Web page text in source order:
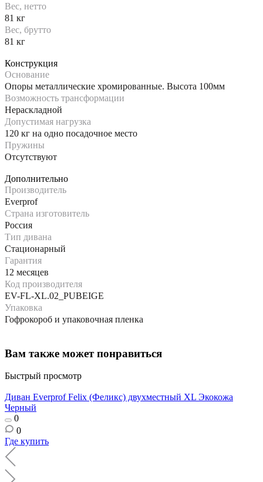
Вес, нетто
81 кг
Вес, брутто
81 кг
Конструкция
Основание
Опоры металлические хромированные. Высота 100мм
Возможность трансформации
Нераскладной
Допустимая нагрузка
120 кг на одно посадочное место
Пружины
Отсутствуют
Дополнительно
Производитель
Everprof
Страна изготовитель
Россия
Тип дивана
Стационарный
Гарантия
12 месяцев
Код производителя
EV-FL-XL.02_PUBEIGE
Упаковка
Гофрокороб и упаковочная пленка
Вам также может понравиться
Быстрый просмотр
Диван Everprof Felix (Феликс) двухместный XL Экокожа
Черный
0
0
Где купить